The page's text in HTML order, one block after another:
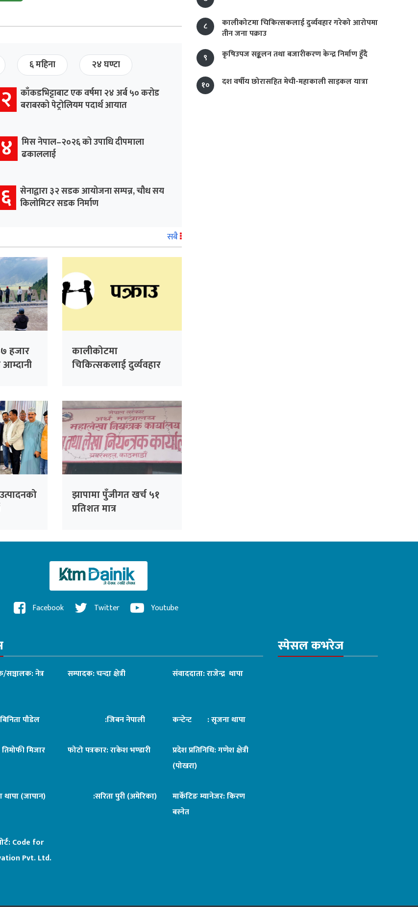
६ महिना २४ घण्टा
२
काँकडभिट्टाबाट एक वर्षमा २४ अर्ब ५० करोड
बराबरको पेट्रोलियम पदार्थ आयात
४
मिस नेपाल–२०२६ को उपाधि दीपमाला
ढकाललाई
६ सेनाद्वारा ३२ सडक आयोजना सम्पन्न, चौध सय
किलोमिटर सडक निर्माण
सबै
हजार
कालीकोटमा
चिकित्सकलाई दुर्व्यवहार
झापामा पुँजीगत खर्च ५१
प्रतिशत मात्र
८
कालीकोटमा चिकित्सकलाई दुर्व्यवहार गरेको आरोपमा
तीन जना पक्राउ
९
कृषिउपज सङ्कलन तथा बजारीकरण केन्द्र निर्माण हुँदै
१० दश वर्षीय छोरासहित मेची-महाकाली साइकल यात्रा
Facebook Twitter Youtube
सञ्चालक: नेत्र
सम्पादक: चन्दा क्षेत्री संवाददाता: राजेन्द्र थापा
पौडेल :जिबन नेपाली कन्टेन्ट : सृजना थापा
मिजार
फोटो पत्रकार: राकेश भण्डारी
प्रदेश प्रतिनिधि: गणेश क्षेत्री
(पोखरा)
थापा (जापान) :सरिता पुरी (अमेरिका)
मार्केटिङ म्यानेजर: किरण
बस्नेत
Code for
Pvt. Ltd.
स्पेसल कभरेज